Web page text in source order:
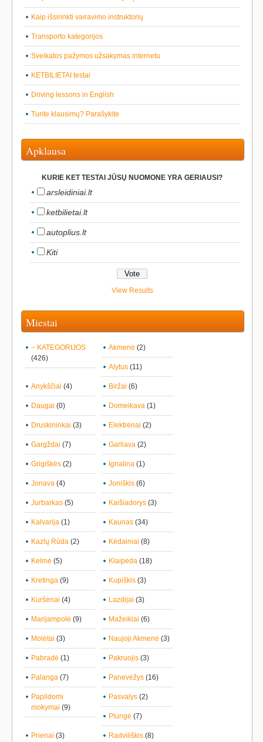
Kaip išsirinkti vairavimo instruktorių
Transporto kategorijos
Sveikatos pažymos užsakymas internetu
KETBILIETAI testai
Driving lessons in English
Turite klausimų? Parašykite
Apklausa
KURIE KET TESTAI JŪSŲ NUOMONE YRA GERIAUSI?
arsleidiniai.lt
ketbilietai.lt
autoplius.lt
Kiti
View Results
Miestai
– KATEGORIJOS
(426)
Akmenė (2)
Alytus (11)
Anykščiai (4) Biržai (6)
Daugai (0) Domeikava (1)
Druskininkai (3) Elektrėnai (2)
Gargždai (7) Garliava (2)
Grigiškės (2) Ignalina (1)
Jonava (4) Joniškis (6)
Jurbarkas (5) Kaišiadorys (3)
Kalvarija (1) Kaunas (34)
Kazlų Rūda (2) Kėdainiai (8)
Kelmė (5) Klaipėda (18)
Kretinga (9) Kupiškis (3)
Kuršėnai (4) Lazdijai (3)
Marijampolė (9) Mažeikiai (6)
Molėtai (3) Naujoji Akmenė (3)
Pabradė (1) Pakruojis (3)
Palanga (7) Panevėžys (16)
Papildomi
mokymai (9)
Pasvalys (2)
Plungė (7)
Prienai (3) Radviliškis (8)